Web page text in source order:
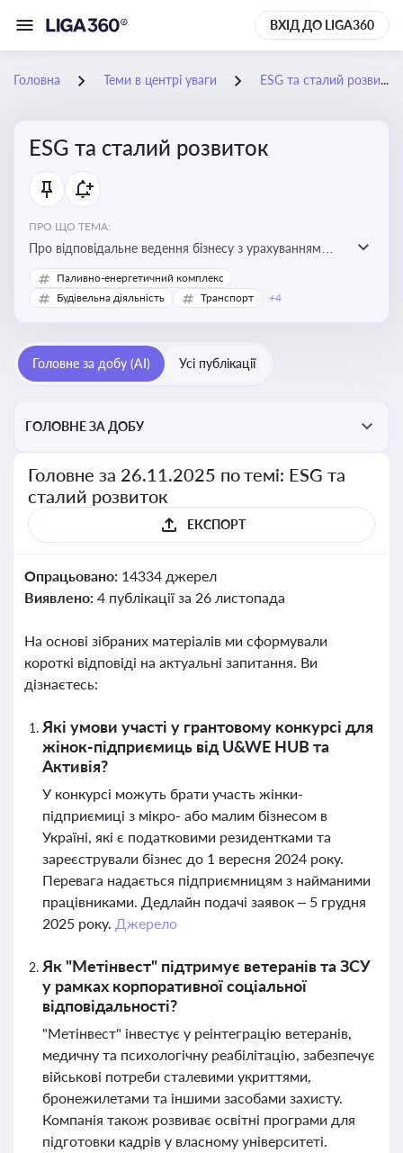
ВХІД ДО LIGA360
Головна Теми в центрі уваги ESG та сталий розвиток
ESG та сталий розвиток
ПРО ЩО ТЕМА:
Про відповідальне ведення бізнесу з урахуванням
екологічних, соціальних та управлінських факторів
для досягнення довгострокової сталості
Паливно-енергетичний комплекс
Будівельна діяльність
Транспорт +4
Головне за добу (AI) Усі публікації
ГОЛОВНЕ ЗА ДОБУ
Головне за 26.11.2025 по темі: ESG та
сталий розвиток
ЕКСПОРТ
Опрацьовано: 14334 джерел
Виявлено: 4 публікації за 26 листопада
На основі зібраних матеріалів ми сформували
короткі відповіді на актуальні запитання. Ви
дізнаєтесь:
Які умови участі у грантовому конкурсі для
жінок-підприємиць від U&WE HUB та
Активія?
У конкурсі можуть брати участь жінки-
підприємиці з мікро- або малим бізнесом в
Україні, які є податковими резидентками та
зареєстрували бізнес до 1 вересня 2024 року.
Перевага надається підприємницям з найманими
працівниками. Дедлайн подачі заявок – 5 грудня
2025 року. Джерело
Як "Метінвест" підтримує ветеранів та ЗСУ
у рамках корпоративної соціальної
відповідальності?
"Метінвест" інвестує у реінтеграцію ветеранів,
медичну та психологічну реабілітацію, забезпечує
військові потреби сталевими укриттями,
бронежилетами та іншими засобами захисту.
Компанія також розвиває освітні програми для
підготовки кадрів у власному університеті.